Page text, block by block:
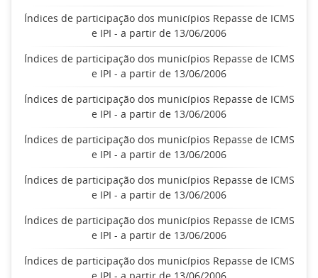
Índices de participação dos municípios Repasse de ICMS
e IPI - a partir de 13/06/2006
Índices de participação dos municípios Repasse de ICMS
e IPI - a partir de 13/06/2006
Índices de participação dos municípios Repasse de ICMS
e IPI - a partir de 13/06/2006
Índices de participação dos municípios Repasse de ICMS
e IPI - a partir de 13/06/2006
Índices de participação dos municípios Repasse de ICMS
e IPI - a partir de 13/06/2006
Índices de participação dos municípios Repasse de ICMS
e IPI - a partir de 13/06/2006
Índices de participação dos municípios Repasse de ICMS